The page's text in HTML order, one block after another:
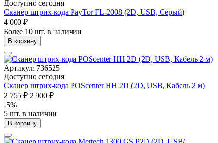
Доступно сегодня
Сканер штрих-кода PayTor FL-2008 (2D, USB, Серый)
4 000 ₽
Более 10 шт. в наличии
В корзину
Артикул: 736525
Доступно сегодня
Сканер штрих-кода POScenter HH 2D (2D, USB, Кабель 2 м)
2 755 ₽ 2 900 ₽
-5%
5 шт. в наличии
В корзину